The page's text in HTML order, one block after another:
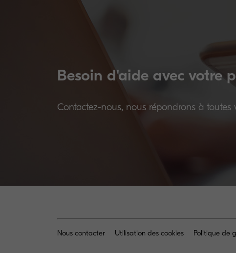
Besoin d'aide avec votre
Contactez-nous, nous répondrons à toutes
Nous contacter Utilisation des cookies Politique de